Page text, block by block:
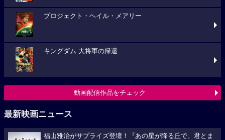
プロジェクト・ヘイル・メアリー
キングダム 大将軍の帰還
動画配信作品をチェック
最新映画ニュース
福山雅治がサプライズ登壇！『あの星が降る丘で、君とま